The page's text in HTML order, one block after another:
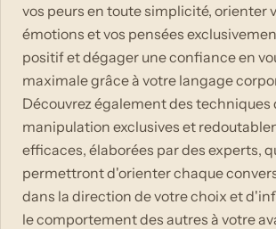
vos peurs en toute simplicité, orienter
émotions et vos pensées
positif et dégager une confiance en
maximale grâce à votre langage
Découvrez également des techniques
manipulation exclusives et
efficaces, élaborées par des experts,
permettront d'orienter chaque
dans la direction de votre choix et
le comportement des autres à votre